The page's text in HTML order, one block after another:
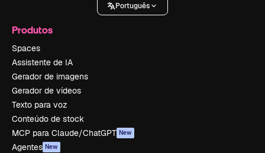
Português
Produtos
Spaces
Assistente de IA
Gerador de imagens
Gerador de vídeos
Texto para voz
Conteúdo de stock
MCP para Claude/ChatGPT New
Agentes New